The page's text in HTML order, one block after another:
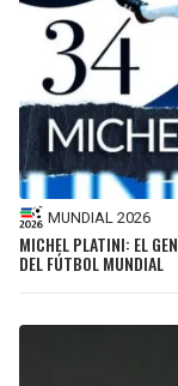
MUNDIAL 2026
MICHEL PLATINI: EL
DEL FÚTBOL MUNDIAL